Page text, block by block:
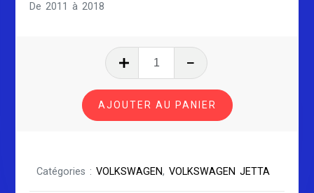
De 2011 à 2018
quantité
VOLKSWAGEN
JETTA
SÉRIE
AJOUTER AU PANIER
Catégories :VOLKSWAGEN,VOLKSWAGEN JETTA